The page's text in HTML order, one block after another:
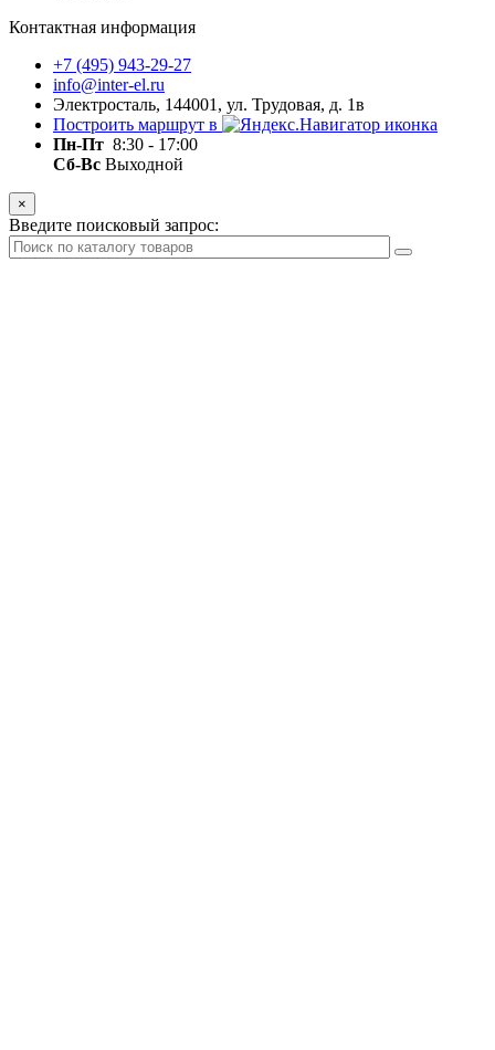
Контактная информация
+7 (495) 943-29-27
info@inter-el.ru
Электросталь, 144001, ул. Трудовая, д. 1в
Построить маршрут в
Пн-Пт 8:30 - 17:00
Сб-Вс Выходной
×
Введите поисковый запрос: